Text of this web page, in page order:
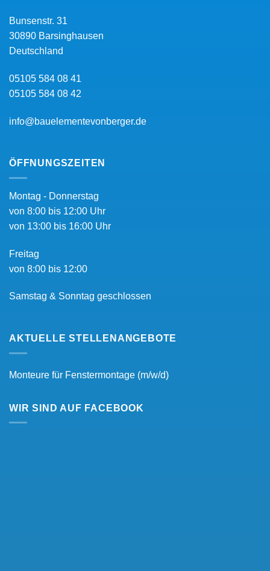
Bunsenstr. 31
30890 Barsinghausen
Deutschland
05105 584 08 41
05105 584 08 42
info@bauelementevonberger.de
ÖFFNUNGSZEITEN
Montag - Donnerstag
von 8:00 bis 12:00 Uhr
von 13:00 bis 16:00 Uhr
Freitag
von 8:00 bis 12:00
Samstag & Sonntag geschlossen
AKTUELLE STELLENANGEBOTE
Monteure für Fenstermontage (m/w/d)
WIR SIND AUF FACEBOOK